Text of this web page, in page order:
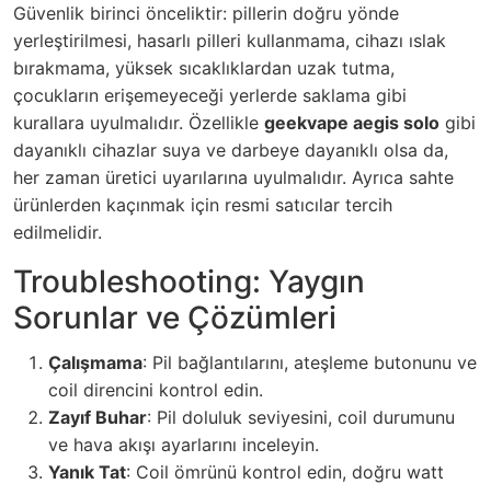
Güvenlik birinci önceliktir: pillerin doğru yönde
yerleştirilmesi, hasarlı pilleri kullanmama, cihazı ıslak
bırakmama, yüksek sıcaklıklardan uzak tutma,
çocukların erişemeyeceği yerlerde saklama gibi
kurallara uyulmalıdır. Özellikle geekvape aegis solo gibi
dayanıklı cihazlar suya ve darbeye dayanıklı olsa da,
her zaman üretici uyarılarına uyulmalıdır. Ayrıca sahte
ürünlerden kaçınmak için resmi satıcılar tercih
edilmelidir.
Troubleshooting: Yaygın
Sorunlar ve Çözümleri
Çalışmama: Pil bağlantılarını, ateşleme butonunu ve
coil direncini kontrol edin.
Zayıf Buhar: Pil doluluk seviyesini, coil durumunu
ve hava akışı ayarlarını inceleyin.
Yanık Tat: Coil ömrünü kontrol edin, doğru watt